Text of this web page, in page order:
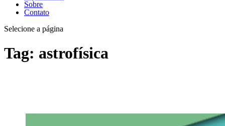
Sobre
Contato
Selecione a página
Tag: astrofísica